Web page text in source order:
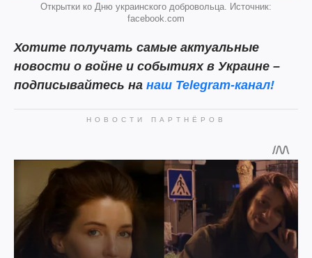
Открытки ко Дню украинского добровольца. Источник:
facebook.com
Хотите получать самые актуальные
новости о войне и событиях в Украине –
подписывайтесь на наш Telegram-канал!